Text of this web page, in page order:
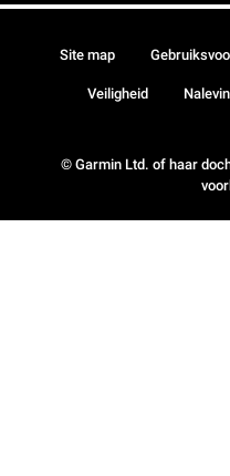
© Garmin Ltd. of haar
Site map
Veiligheid